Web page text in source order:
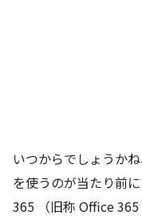
いつからでしょうか
を使うのが当たり前
365 （旧称 Office